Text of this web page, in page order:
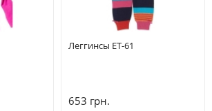
Леггинсы ET-61
653 грн.